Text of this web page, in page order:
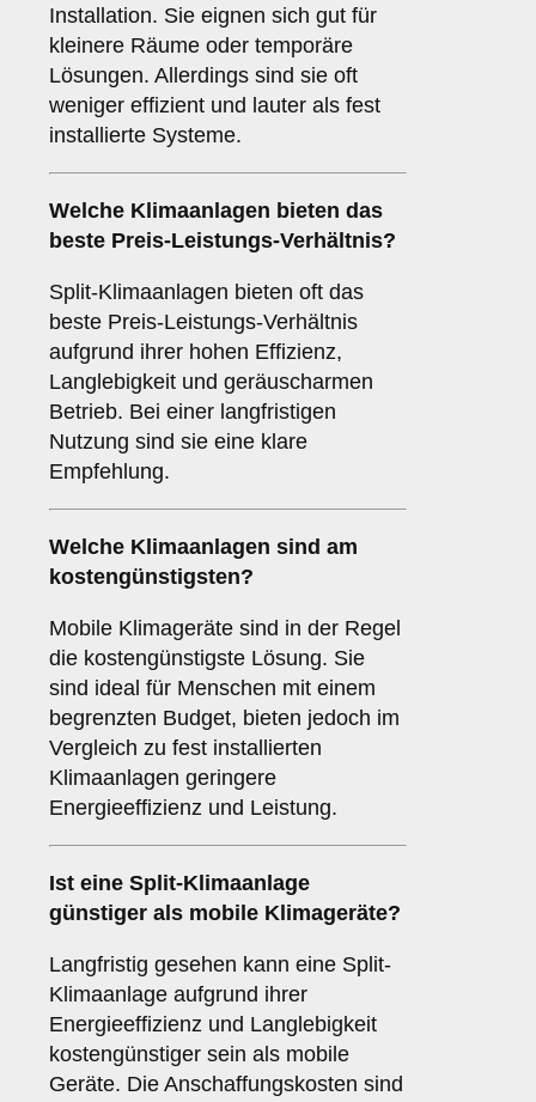
Installation. Sie eignen sich gut für
kleinere Räume oder temporäre
Lösungen. Allerdings sind sie oft
weniger effizient und lauter als fest
installierte Systeme.
Welche Klimaanlagen bieten das
beste Preis-Leistungs-Verhältnis?
Split-Klimaanlagen bieten oft das
beste Preis-Leistungs-Verhältnis
aufgrund ihrer hohen Effizienz,
Langlebigkeit und geräuscharmen
Betrieb. Bei einer langfristigen
Nutzung sind sie eine klare
Empfehlung.
Welche Klimaanlagen sind am
kostengünstigsten?
Mobile Klimageräte sind in der Regel
die kostengünstigste Lösung. Sie
sind ideal für Menschen mit einem
begrenzten Budget, bieten jedoch im
Vergleich zu fest installierten
Klimaanlagen geringere
Energieeffizienz und Leistung.
Ist eine Split-Klimaanlage
günstiger als mobile Klimageräte?
Langfristig gesehen kann eine Split-
Klimaanlage aufgrund ihrer
Energieeffizienz und Langlebigkeit
kostengünstiger sein als mobile
Geräte. Die Anschaffungskosten sind